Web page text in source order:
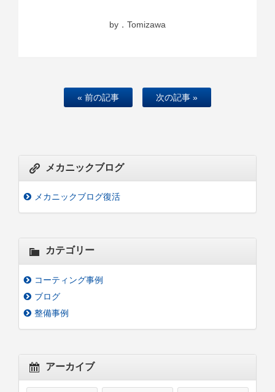
by．Tomizawa
« 前の記事 次の記事 »
メカニックブログ
メカニックブログ復活
カテゴリー
コーティング事例
ブログ
整備事例
アーカイブ